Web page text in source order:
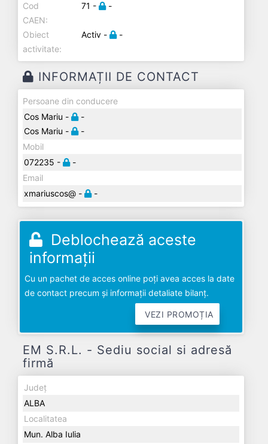
Cod
CAEN:
71 - -
Obiect
activitate:
Activ - -
INFORMAȚII DE CONTACT
Persoane din conducere
Cos Mariu -
-
Cos Mariu -
-
Mobil
072235 -
-
Email
xmariuscos@ -
-
Deblochează aceste
informații
Cu un pachet de acces online poți avea acces la date
de contact precum și informații detaliate bilanț.
VEZI PROMOȚIA
EM S.R.L. - Sediu social si adresă
firmă
Județ
ALBA
Localitatea
Mun. Alba Iulia